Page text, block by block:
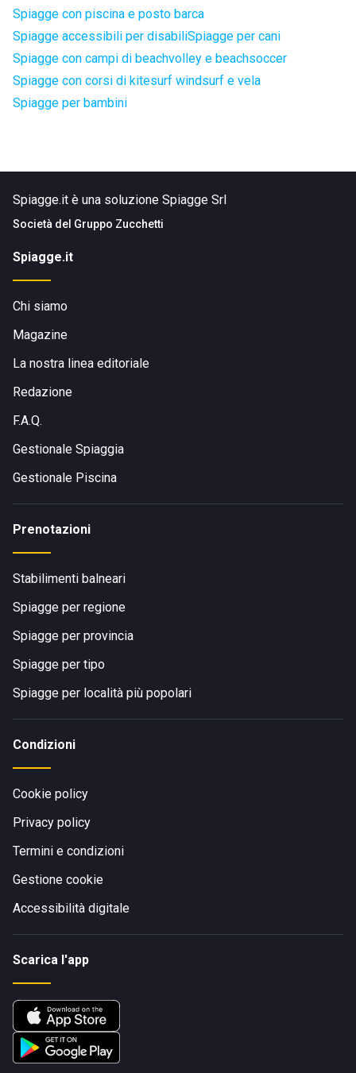
Spiagge con piscina e posto barca
Spiagge accessibili per disabiliSpiagge per cani
Spiagge con campi di beachvolley e beachsoccer
Spiagge con corsi di kitesurf windsurf e vela
Spiagge per bambini
Spiagge.it è una soluzione Spiagge Srl
Società del Gruppo Zucchetti
Spiagge.it
Chi siamo
Magazine
La nostra linea editoriale
Redazione
F.A.Q.
Gestionale Spiaggia
Gestionale Piscina
Prenotazioni
Stabilimenti balneari
Spiagge per regione
Spiagge per provincia
Spiagge per tipo
Spiagge per località più popolari
Condizioni
Cookie policy
Privacy policy
Termini e condizioni
Gestione cookie
Accessibilità digitale
Scarica l'app